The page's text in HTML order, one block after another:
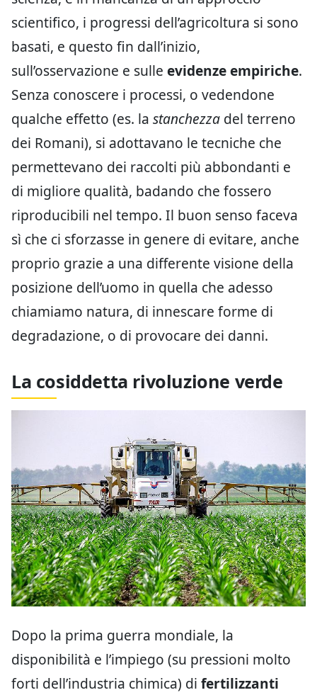
scientifico, i progressi dell’agricoltura si sono
basati, e questo fin dall’inizio,
sull’osservazione e sulle evidenze empiriche.
Senza conoscere i processi, o vedendone
qualche effetto (es. la stanchezza del terreno
dei Romani), si adottavano le tecniche che
permettevano dei raccolti più abbondanti e
di migliore qualità, badando che fossero
riproducibili nel tempo. Il buon senso faceva
sì che ci sforzasse in genere di evitare, anche
proprio grazie a una differente visione della
posizione dell’uomo in quella che adesso
chiamiamo natura, di innescare forme di
degradazione, o di provocare dei danni.
La cosiddetta rivoluzione verde
Dopo la prima guerra mondiale, la
disponibilità e l’impiego (su pressioni molto
forti dell’industria chimica) di fertilizzanti